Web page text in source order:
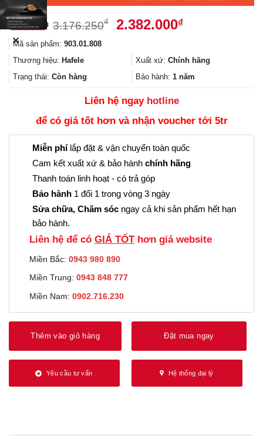
3.176.250₫
Giá
3.176.250₫.
2.382.000₫Giá
là:
2.382.000₫.
Mã sản phẩm: 903.01.808
Thương hiệu: Hafele Xuất xứ: Chính hãng
Trạng thái: Còn hàng Bảo hành: 1 năm
Liên hệ ngay hotline
để có giá tốt hơn và nhận voucher tới 5tr
Miễn phílắp đặt & vận chuyển toàn quốc
Cam kết xuất xứ & bảo hành chính hãng
Thanh toán linh hoạt - có trả góp
Bảo hành 1 đổi 1 trong vòng 3 ngày
Sửa chữa, Chăm sóc ngay cả khi sản phẩm hết hạn
bảo hành.
Liên hệ để có GIÁ TỐThơn giá website
Miền Bắc: 0943 980 890
Miền Trung: 0943 848 777
Miền Nam: 0902.716.230
Thêm vào giỏ hàng Đặt mua ngay
Yêu cầu tư vấn Hệ thống đại lý
✕